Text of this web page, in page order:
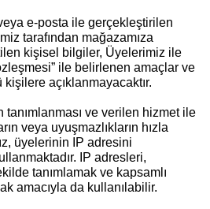
e-posta ile gerçekleştirilen
tarafından mağazamıza
kişisel bilgiler, Üyelerimiz ile
ile belirlenen amaçlar ve
kişilere açıklanmayacaktır.
tanımlanması ve verilen hizmet ile
veya uyuşmazlıkların hızla
üyelerinin IP adresini
IP adresleri,
tanımlamak ve kapsamlı
amacıyla da kullanılabilir.